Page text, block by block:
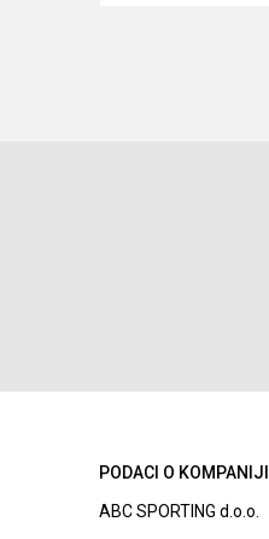
PODACI O KOMPANIJI
ABC SPORTING d.o.o.